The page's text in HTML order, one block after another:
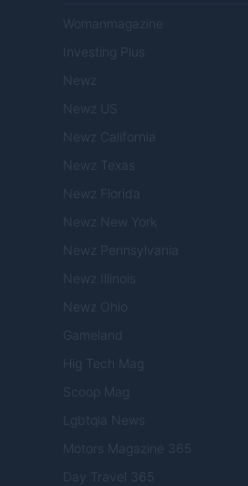
Womanmagazine
Investing Plus
Newz
Newz US
Newz California
Newz Texas
Newz Florida
Newz New York
Newz Pennsylvania
Newz Illinois
Newz Ohio
Gameland
Hig Tech Mag
Scoop Mag
Lgbtqia News
Motors Magazine 365
Day Travel 365